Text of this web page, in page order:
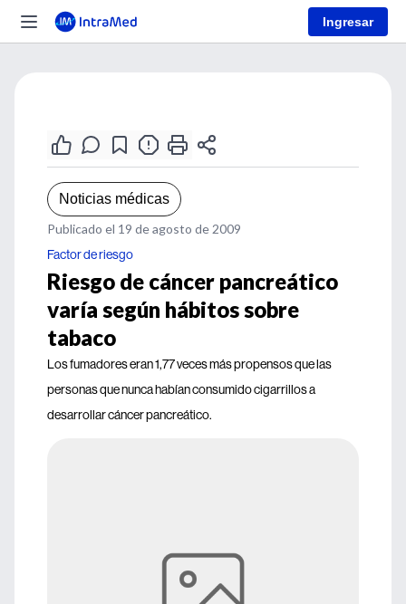
Ingresar
Noticias médicas
Publicado el 19 de agosto de 2009
Factor de riesgo
Riesgo de cáncer pancreático
varía según hábitos sobre
tabaco
Los fumadores eran 1,77 veces más propensos que las
personas que nunca habían consumido cigarrillos a
desarrollar cáncer pancreático.